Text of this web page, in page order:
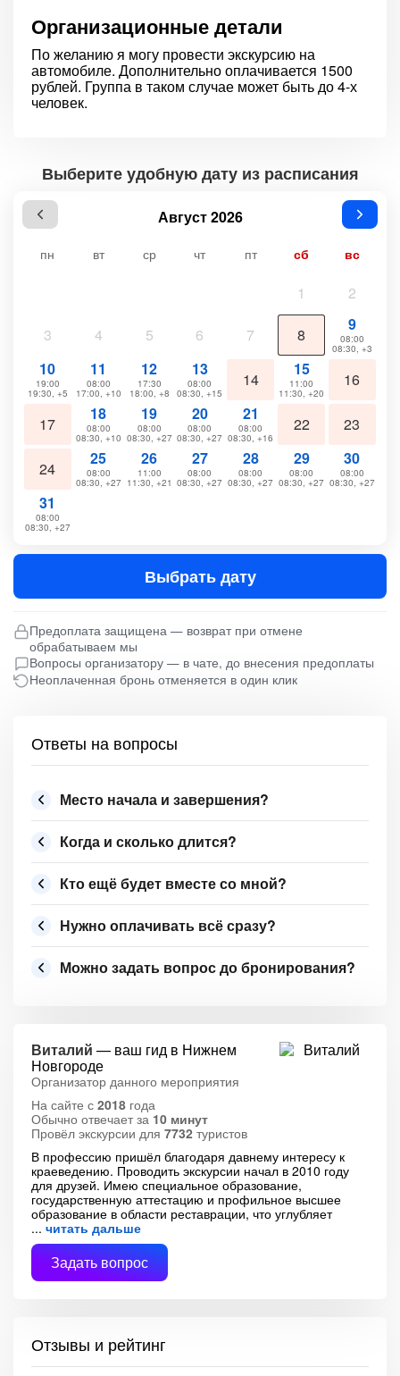
Организационные детали
По желанию я могу провести экскурсию на
автомобиле. Дополнительно оплачивается 1500
рублей. Группа в таком случае может быть до 4-х
человек.
Выберите удобную дату из расписания
Август 2026
пн вт ср чт пт сб вс
1 2
3 4 5 6 7 8
9
08:00
08:30, +3
10
19:00
19:30, +5
11
08:00
17:00, +10
12
17:30
18:00, +8
13
08:00
08:30, +15
14
15
11:00
11:30, +20
16
17
18
08:00
08:30, +10
19
08:00
08:30, +27
20
08:00
08:30, +27
21
08:00
08:30, +16
22 23
24
25
08:00
08:30, +27
26
11:00
11:30, +21
27
08:00
08:30, +27
28
08:00
08:30, +27
29
08:00
08:30, +27
30
08:00
08:30, +27
31
08:00
08:30, +27
Выбрать дату
Предоплата защищена — возврат при отмене
обрабатываем мы
Вопросы организатору — в чате, до внесения предоплаты
Неоплаченная бронь отменяется в один клик
Ответы на вопросы
Место начала и завершения?
Когда и сколько длится?
Кто ещё будет вместе со мной?
Нужно оплачивать всё сразу?
Можно задать вопрос до бронирования?
Виталий — ваш гид в Нижнем
Новгороде
Организатор данного мероприятия
На сайте с 2018 года
Обычно отвечает за 10 минут
Провёл экскурсии для 7732 туристов
В профессию пришёл благодаря давнему интересу к
краеведению. Проводить экскурсии начал в 2010 году
для друзей. Имею специальное образование,
государственную аттестацию и профильное высшее
образование в области реставрации, что углубляет
читать дальше
Задать вопрос
Отзывы и рейтинг